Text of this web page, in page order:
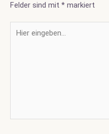
Felder sind mit * markiert
eingeben…